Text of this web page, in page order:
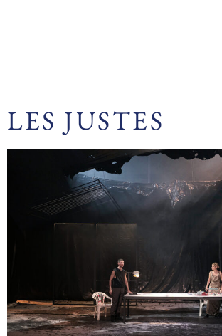
LES JUSTES